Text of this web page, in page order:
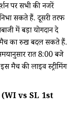
पर सभी की नजरें
सकते हैं. दूसरी तरफ
में बड़ा योगदान दे
का रुख बदल सकते हैं.
रात 8:00 बजे
मैच की लाइव स्ट्रीमिंग
(WI vs SL 1st